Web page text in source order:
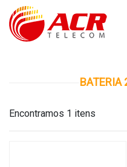
BATERIA
Encontramos 1 itens